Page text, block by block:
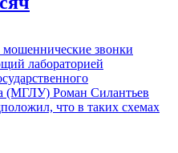
мошеннические звонки
лабораторией
(МГЛУ) Роман Силантьев
что в таких схемах